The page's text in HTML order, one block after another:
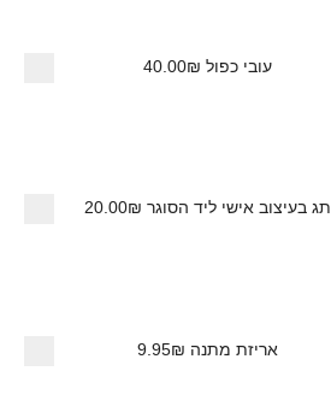
עובי כפול 40.00₪
תג בעיצוב אישי ליד הסוגר 20.00₪
אריזת מתנה 9.95₪